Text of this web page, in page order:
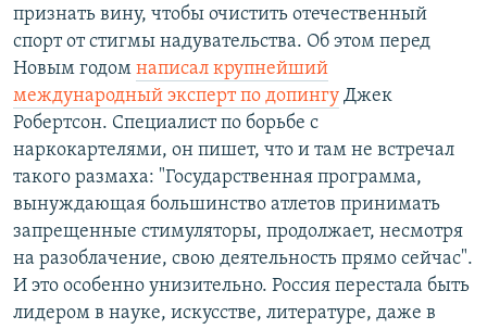
признать вину, чтобы очистить отечественный
спорт от стигмы надувательства. Об этом перед
Новым годом написал крупнейший
международный эксперт по допингу Джек
Робертсон. Специалист по борьбе с
наркокартелями, он пишет, что и там не встречал
такого размаха: "Государственная программа,
вынуждающая большинство атлетов принимать
запрещенные стимуляторы, продолжает, несмотря
на разоблачение, свою деятельность прямо сейчас".
И это особенно унизительно. Россия перестала быть
лидером в науке, искусстве, литературе, даже в